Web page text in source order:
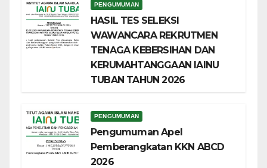
PENGUMUMAN
HASIL TES SELEKSI
WAWANCARA REKRUTMEN
TENAGA KEBERSIHAN DAN
KERUMAHTANGGAAN IAINU
TUBAN TAHUN 2026
PENGUMUMAN
Pengumuman Apel
Pemberangkatan KKN ABCD
2026